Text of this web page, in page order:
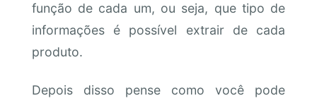
função de cada um, ou seja, que tipo de
informações é possível extrair de cada
produto.
Depois disso pense como você pode